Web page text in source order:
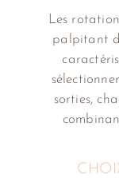
Les
palpitant
sorties,